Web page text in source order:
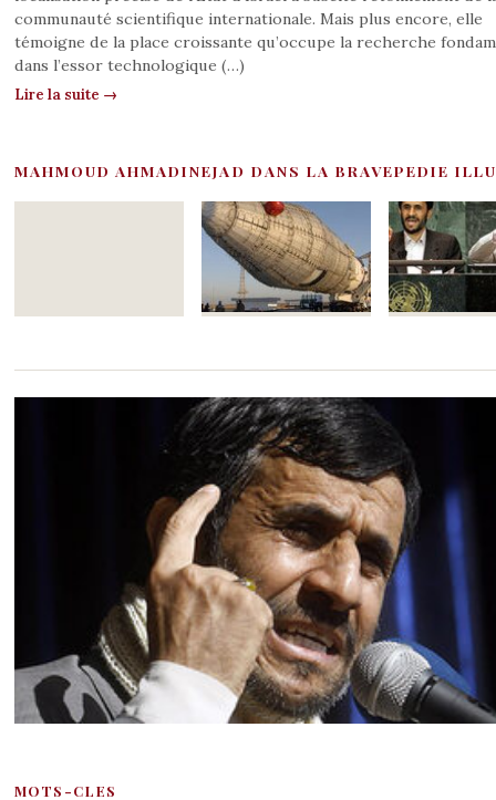
communauté scientifique internationale. Mais plus encore, elle
témoigne de la place croissante qu’occupe la recherche
dans l’essor technologique (…)
Lire la suite →
MAHMOUD AHMADINEJAD DANS LA BRAVEPEDIE
MOTS-CLES